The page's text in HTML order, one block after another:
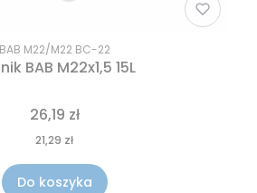
BAB M22/M22 BC-22
BAB M22x1,5 15L
26,19 zł
21,29 zł
Do koszyka